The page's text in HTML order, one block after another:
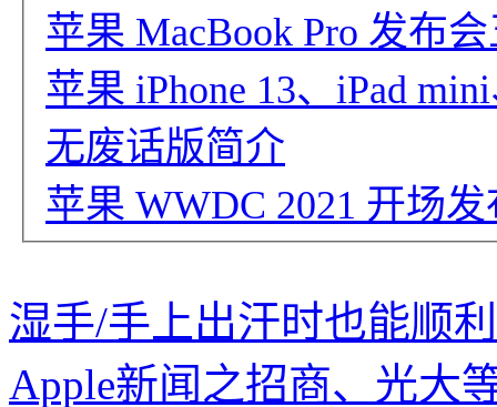
苹果 MacBook Pro 发布
苹果 iPhone 13、iPad
无废话版简介
苹果 WWDC 2021 开场
湿手/手上出汗时也能顺
Apple新闻之招商、光大